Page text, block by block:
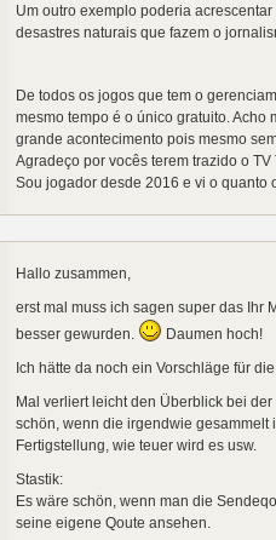
Um outro exemplo poderia
desastres naturais que fazem o
De todos os jogos que tem o
mesmo tempo é o único gratuito. Acho
grande acontecimento pois mesmo
Agradeço por vocês terem trazido o TV
Sou jogador desde 2016 e vi o quanto
Hallo zusammen,
erst mal muss ich sagen super das Ihr
besser gewurden.
Daumen hoch!
Ich hätte da noch ein Vorschläge für
Mal verliert leicht den Überblick bei
schön, wenn die irgendwie gesammelt
Fertigstellung, wie teuer wird es usw.
Stastik:
Es wäre schön, wenn man die
seine eigene Qoute ansehen.